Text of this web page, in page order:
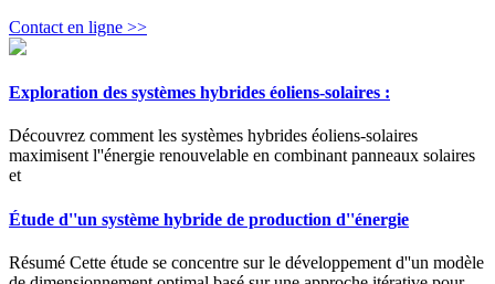
Contact en ligne >>
Exploration des systèmes hybrides éoliens-solaires :
Découvrez comment les systèmes hybrides éoliens-solaires
maximisent l''énergie renouvelable en combinant panneaux solaires
et
Étude d''un système hybride de production d''énergie
Résumé Cette étude se concentre sur le développement d''un modèle